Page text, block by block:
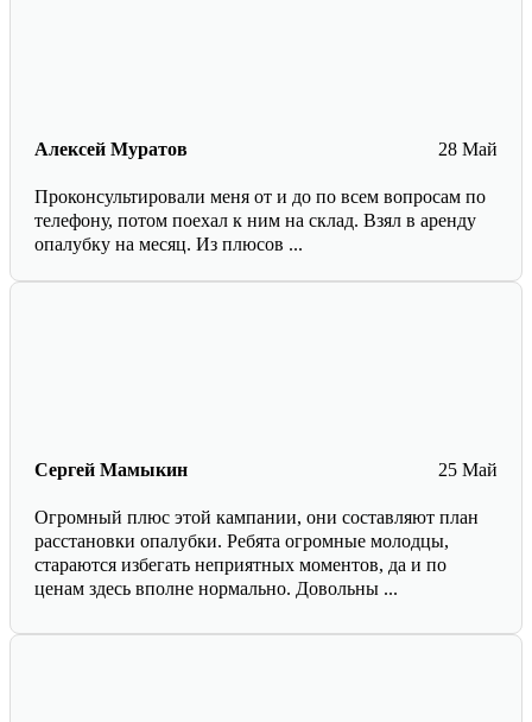
28 Май
Алексей Муратов
Проконсультировали меня от и до по всем вопросам по
телефону, потом поехал к ним на склад. Взял в аренду
опалубку на месяц. Из плюсов ...
25 Май
Сергей Мамыкин
Огромный плюс этой кампании, они составляют план
расстановки опалубки. Ребята огромные молодцы,
стараются избегать неприятных моментов, да и по
ценам здесь вполне нормально. Довольны ...